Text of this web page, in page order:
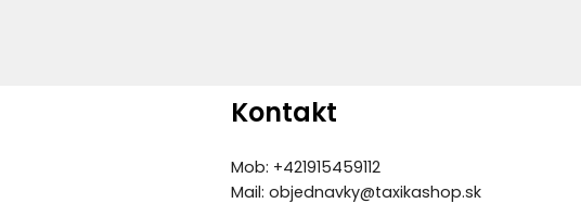
Kontakt
Mob: +421915459112
Mail:objednavky@taxikashop.sk